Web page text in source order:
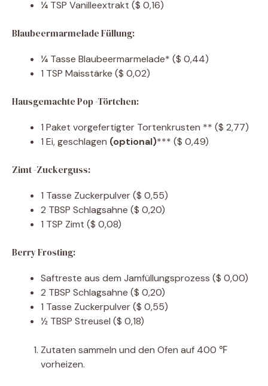
¼ TSP Vanilleextrakt ($ 0,16)
Blaubeermarmelade Füllung:
¼ Tasse Blaubeermarmelade* ($ 0,44)
1 TSP Maisstärke ($ 0,02)
Hausgemachte Pop -Törtchen:
1 Paket vorgefertigter Tortenkrusten ** ($ 2,77)
1 Ei, geschlagen (optional)*** ($ 0,49)
Zimt -Zuckerguss:
1 Tasse Zuckerpulver($ 0,55)
2 TBSP Schlagsahne ($ 0,20)
1 TSP Zimt ($ 0,08)
Berry Frosting:
Saftreste aus dem Jamfüllungsprozess ($ 0,00)
2 TBSP Schlagsahne ($ 0,20)
1 Tasse Zuckerpulver($ 0,55)
½ TBSP Streusel ($ 0,18)
Zutaten sammeln und den Ofen auf 400 ℉
vorheizen.